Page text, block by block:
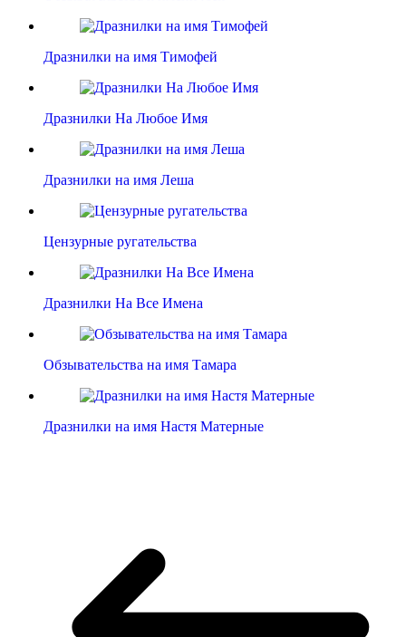
Дразнилки на имя Тимофей
Дразнилки На Любое Имя
Дразнилки на имя Леша
Цензурные ругательства
Дразнилки На Все Имена
Обзывательства на имя Тамара
Дразнилки на имя Настя Матерные